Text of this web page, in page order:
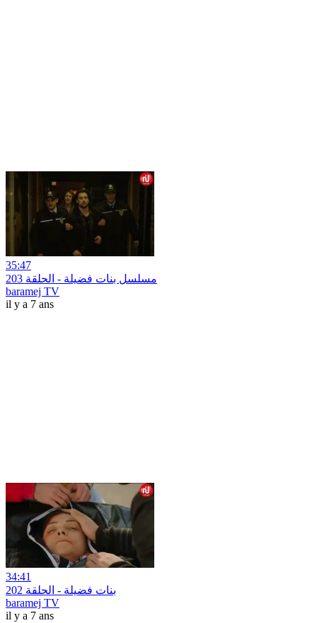
35:47
مسلسل بنات فضيلة - الحلقة 203
baramej TV
il y a 7 ans
34:41
بنات فضيلة - الحلقة 202
baramej TV
il y a 7 ans